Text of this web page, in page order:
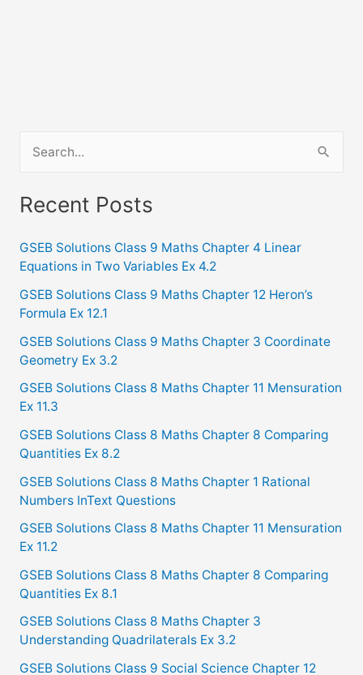
a
c
h
f
o
r
:
Recent Posts
GSEB Solutions Class 9 Maths Chapter 4 Linear
Equations in Two Variables Ex 4.2
GSEB Solutions Class 9 Maths Chapter 12 Heron’s
Formula Ex 12.1
GSEB Solutions Class 9 Maths Chapter 3 Coordinate
Geometry Ex 3.2
GSEB Solutions Class 8 Maths Chapter 11 Mensuration
Ex 11.3
GSEB Solutions Class 8 Maths Chapter 8 Comparing
Quantities Ex 8.2
GSEB Solutions Class 8 Maths Chapter 1 Rational
Numbers InText Questions
GSEB Solutions Class 8 Maths Chapter 11 Mensuration
Ex 11.2
GSEB Solutions Class 8 Maths Chapter 8 Comparing
Quantities Ex 8.1
GSEB Solutions Class 8 Maths Chapter 3
Understanding Quadrilaterals Ex 3.2
GSEB Solutions Class 9 Social Science Chapter 12